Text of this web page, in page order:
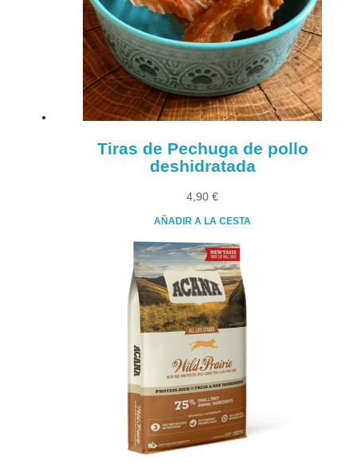
se
pueden
elegir
en
la
página
de
Tiras de Pechuga de pollo
deshidratada
4,90 €
AÑADIR A LA CESTA